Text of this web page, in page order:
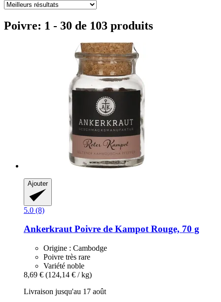
Poivre: 1 - 30 de 103 produits
Ajouter
5.0 (8)
AnkerkrautPoivre de Kampot Rouge, 70 g
Origine : Cambodge
Poivre très rare
Variété noble
8,69 € (124,14 € / kg)
Livraison jusqu'au 17 août